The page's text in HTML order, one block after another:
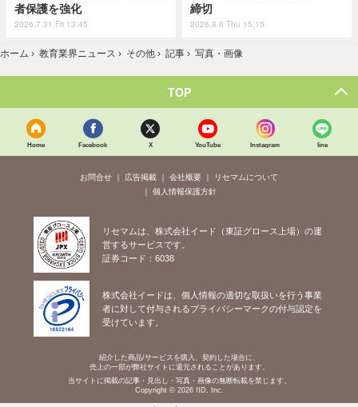
者保護を強化
2026.7.31 Fri 13:45
締切
2026.8.6 Thu 15:15
ホーム › 教育業界ニュース › その他 › 記事 › 写真・画像
TOP
Home Facebook X YouTube Instagram line
お問合せ 広告掲載 会社概要
リセマムについて
個人情報保護方針
リセマムは、株式会社イード（東証グロース上場）の運
営するサービスです。
証券コード：6038
株式会社イードは、個人情報の適切な取扱いを行う事業
者に対して付与されるプライバシーマークの付与認定を
受けています。
紹介した商品/サービスを購入、契約した場合に、
売上の一部が弊社サイトに還元されることがあります。
当サイトに掲載の記事・見出し・写真・画像の無断転載を禁じます。
Copyright © 2026 IID, Inc.